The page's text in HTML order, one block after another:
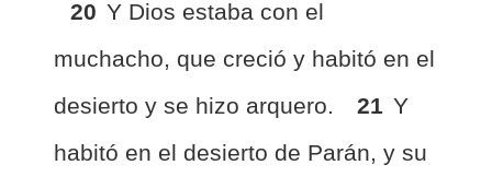
20 Y Dios estaba con el
muchacho, que creció y habitó en el
desierto y se hizo arquero.
21 Y
habitó en el desierto de Parán, y su